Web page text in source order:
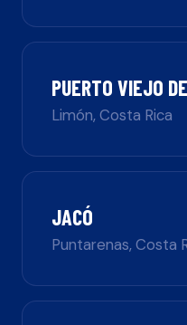
PUERTO VIEJO
Limón,Costa Rica
JACÓ
Puntarenas,Costa